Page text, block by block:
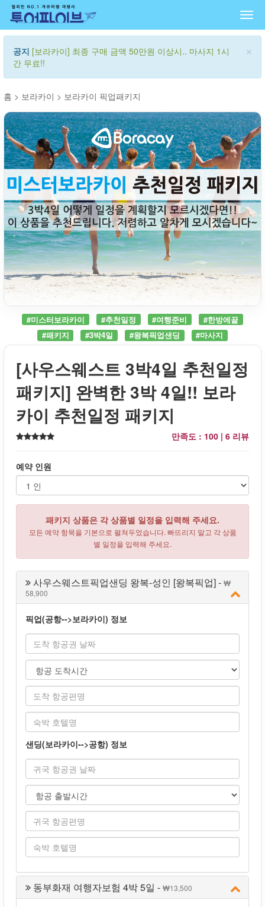
×
공지 [보라카이] 최종 구매 금액 50만원 이상시.. 마사지 1시
간 무료!!
홈 > 보라카이 > 보라카이 픽업패키지
#미스터보라카이 #추천일정 #여행준비
#한방에끝
#패키지
#3박4일 #왕복픽업샌딩 #마사지
[사우스웨스트 3박4일 추천일정
패키지] 완벽한 3박 4일!! 보라
카이 추천일정 패키지
만족도 : 100 | 6 리뷰
예약 인원
패키지 상품은 각 상품별 일정을 입력해 주세요.
모든 예약 항목을 기본으로 펼쳐두었습니다. 빠뜨리지 말고 각 상품
별 일정을 입력해 주세요.
사우스웨스트픽업샌딩 왕복-성인 [왕복픽업] -
58,900
픽업(공항-->보라카이) 정보
샌딩(보라카이-->공항) 정보
동부화재 여행자보험 4박 5일 - 13,500